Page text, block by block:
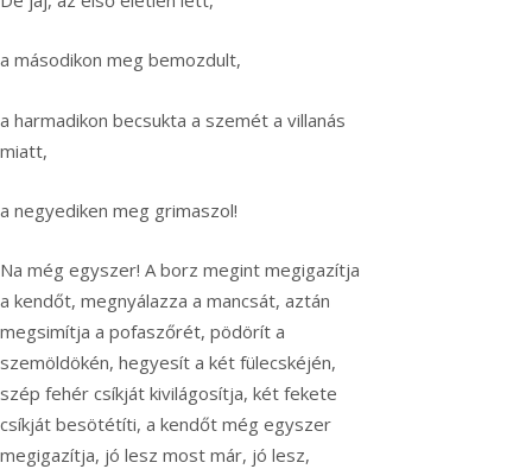
a másodikon meg bemozdult,
a harmadikon becsukta a szemét a villanás
miatt,
a negyediken meg grimaszol!
Na még egyszer! A borz megint megigazítja
a kendőt, megnyálazza a mancsát, aztán
megsimítja a pofaszőrét, pödörít a
szemöldökén, hegyesít a két fülecskéjén,
szép fehér csíkját kivilágosítja, két fekete
csíkját besötétíti, a kendőt még egyszer
megigazítja, jó lesz most már, jó lesz,